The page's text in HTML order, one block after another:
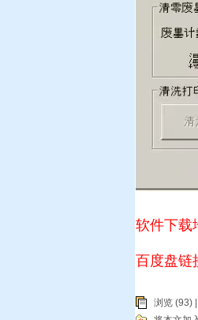
软件下载
百度盘链
浏览 (93) |